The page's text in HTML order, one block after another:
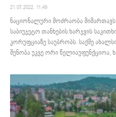
21.07.2022. 11:49
ნაციონალური მოძრაობა
საბიუჯეტო თანხების ხარჯვის
კორუფციაზე საუბრობს. საქმე
შენობა უკვე ორი წელიაუფუნქციოა,